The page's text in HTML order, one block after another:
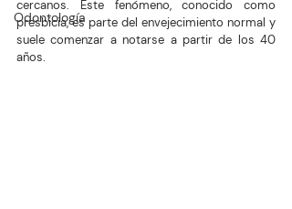
Odontología
cercanos. Este fenómeno, conocido como
presbicia, es parte del envejecimiento normal y
suele comenzar a notarse a partir de los 40
años.